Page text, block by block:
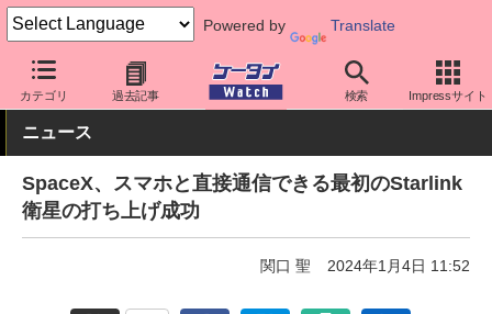
Powered by Translate
カテゴリ 過去記事 検索 Impressサイト
ケータイ Watch キャリア au ネットワーク/技術
ニュース
SpaceX、スマホと直接通信できる最初のStarlink
衛星の打ち上げ成功
関口 聖 2024年1月4日 11:52